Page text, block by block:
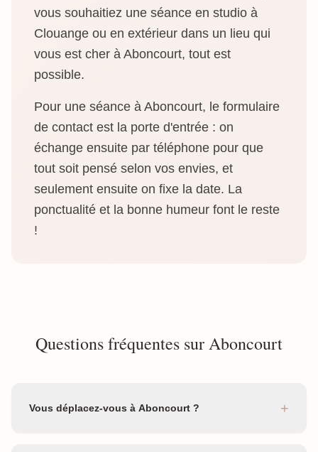
vous souhaitiez une séance en studio à
Clouange ou en extérieur dans un lieu qui
vous est cher à Aboncourt, tout est
possible.
Pour une séance à Aboncourt, le formulaire
de contact est la porte d'entrée : on
échange ensuite par téléphone pour que
tout soit pensé selon vos envies, et
seulement ensuite on fixe la date. La
ponctualité et la bonne humeur font le reste
!
Questions fréquentes sur Aboncourt
Vous déplacez-vous à Aboncourt ? +